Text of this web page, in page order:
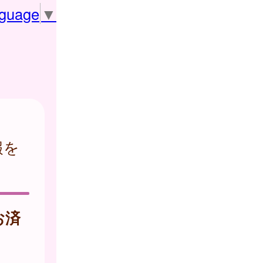
▼
済